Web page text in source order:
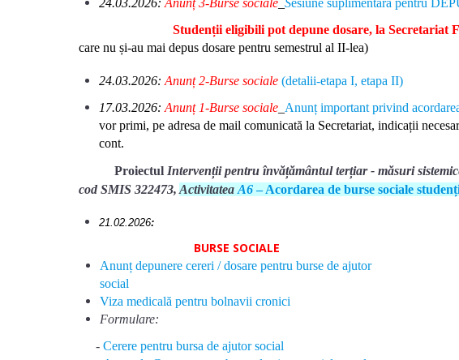
24.03.2026: Anunț 3-Burse sociale Sesiune suplimentară pentru
Studenții eligibili pot depune dosare, la Secretariat FIMT,
care nu și-au mai depus dosare pentru semestrul al II-lea)
24.03.2026: Anunț 2-Burse sociale (detalii-etapa I, etapa II)
17.03.2026: Anunț 1-Burse sociale Anunț important privind
vor primi, pe adresa de mail comunicată la Secretariat, indicații
cont.
Proiectul Intervenții pentru învățământul terțiar - măsuri
cod SMIS 322473, Activitatea A6 – Acordarea de burse sociale
21.02.2026:
BURSE SOCIALE
Anunț depunere cereri / dosare pentru burse de ajutor
social
Viza medicală pentru bolnavii cronici
Formulare:
- Cerere pentru bursa de ajutor social